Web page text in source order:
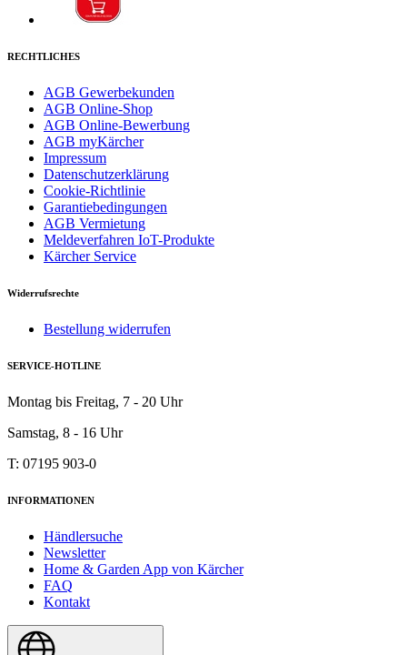
RECHTLICHES
AGB Gewerbekunden
AGB Online-Shop
AGB Online-Bewerbung
AGB myKärcher
Impressum
Datenschutzerklärung
Cookie-Richtlinie
Garantiebedingungen
AGB Vermietung
Meldeverfahren IoT-Produkte
Kärcher Service
Widerrufsrechte
Bestellung widerrufen
SERVICE-HOTLINE
Montag bis Freitag, 7 - 20 Uhr
Samstag, 8 - 16 Uhr
T: 07195 903-0
INFORMATIONEN
Händlersuche
Newsletter
Home & Garden App von Kärcher
FAQ
Kontakt